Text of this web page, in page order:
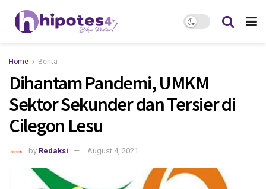
Home Berita
Dihantam Pandemi, UMKM
Sektor Sekunder dan Tersier di
Cilegon Lesu
by Redaksi August 4, 2021